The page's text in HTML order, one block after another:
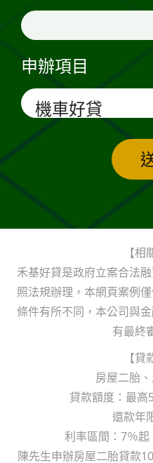
申辦項目
【相
禾基好貸是政府立案合法
照法規辦理，本網頁案例
條件有所不同，本公司與
有最終
【貸
房屋二胎
貸款額度：最高
還款年
利率區間：7％
陳先生申辦房屋二胎貸款